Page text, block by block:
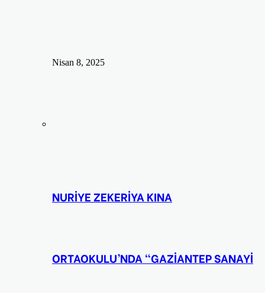
Nisan 8, 2025
NURİYE ZEKERİYA KINA
ORTAOKULU’NDA “GAZİANTEP SANAYİ